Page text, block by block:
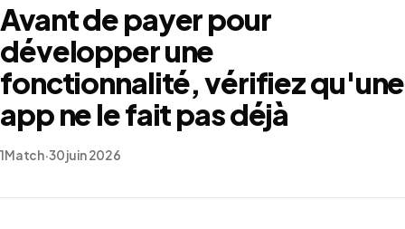
Avant de payer pour
développer une
fonctionnalité, vérifiez qu'une
app ne le fait pas déjà
1Match·30 juin 2026